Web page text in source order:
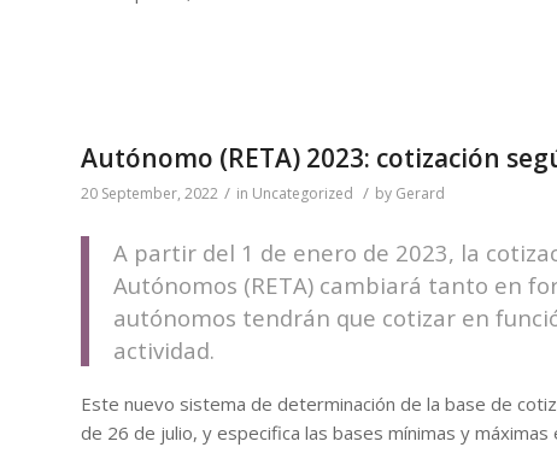
Autónomo (RETA) 2023: cotización
20 September, 2022 / in Uncategorized / by Gerard
A partir del 1 de enero de 2023, la
Autónomos (RETA) cambiará tanto en
autónomos tendrán que cotizar en
actividad.
Este nuevo sistema de determinación de la base de
de 26 de julio, y especifica las bases mínimas y